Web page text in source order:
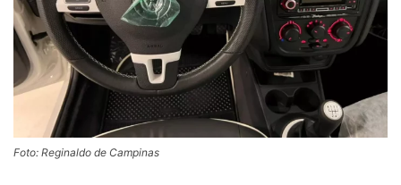
Foto: Reginaldo de Campinas